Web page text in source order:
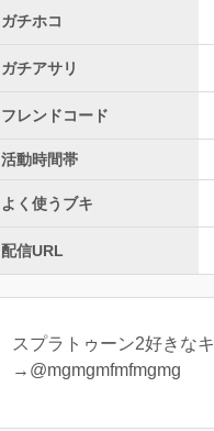
ガチホコ
ガチアサリ
フレンドコード
活動時間帯
よく使うブキ
配信URL
スプラトゥーン2好きな
→@mgmgmfmfmgmg